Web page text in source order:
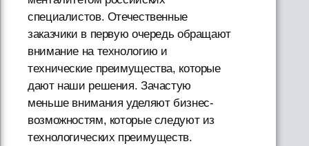
специалистов. Отечественные
заказчики в первую очередь обращают
внимание на технологию и
технические преимущества, которые
дают наши решения. Зачастую
меньше внимания уделяют бизнес-
возможностям, которые следуют из
технологических преимуществ.